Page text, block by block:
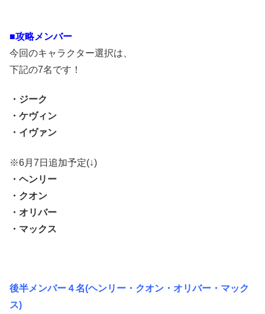
■攻略メンバー
今回のキャラクター選択は、
下記の7名です！
・ジーク
・ケヴィン
・イヴァン
※6月7日追加予定(↓)
・ヘンリー
・クオン
・オリバー
・マックス
後半メンバー４名(ヘンリー・クオン・オリバー・マック
ス)